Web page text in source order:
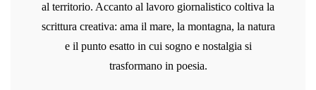
al territorio. Accanto al lavoro giornalistico coltiva la
scrittura creativa: ama il mare, la montagna, la natura
e il punto esatto in cui sogno e nostalgia si
trasformano in poesia.